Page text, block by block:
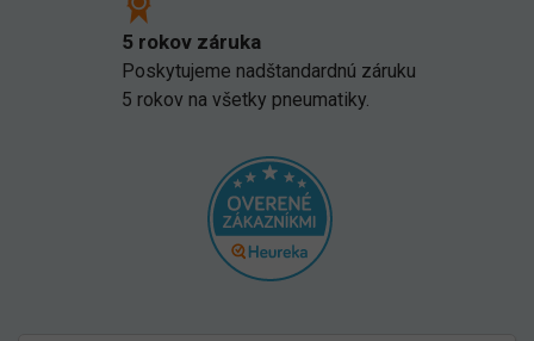
5 rokov záruka
Poskytujeme nadštandardnú záruku
5 rokov na všetky pneumatiky.